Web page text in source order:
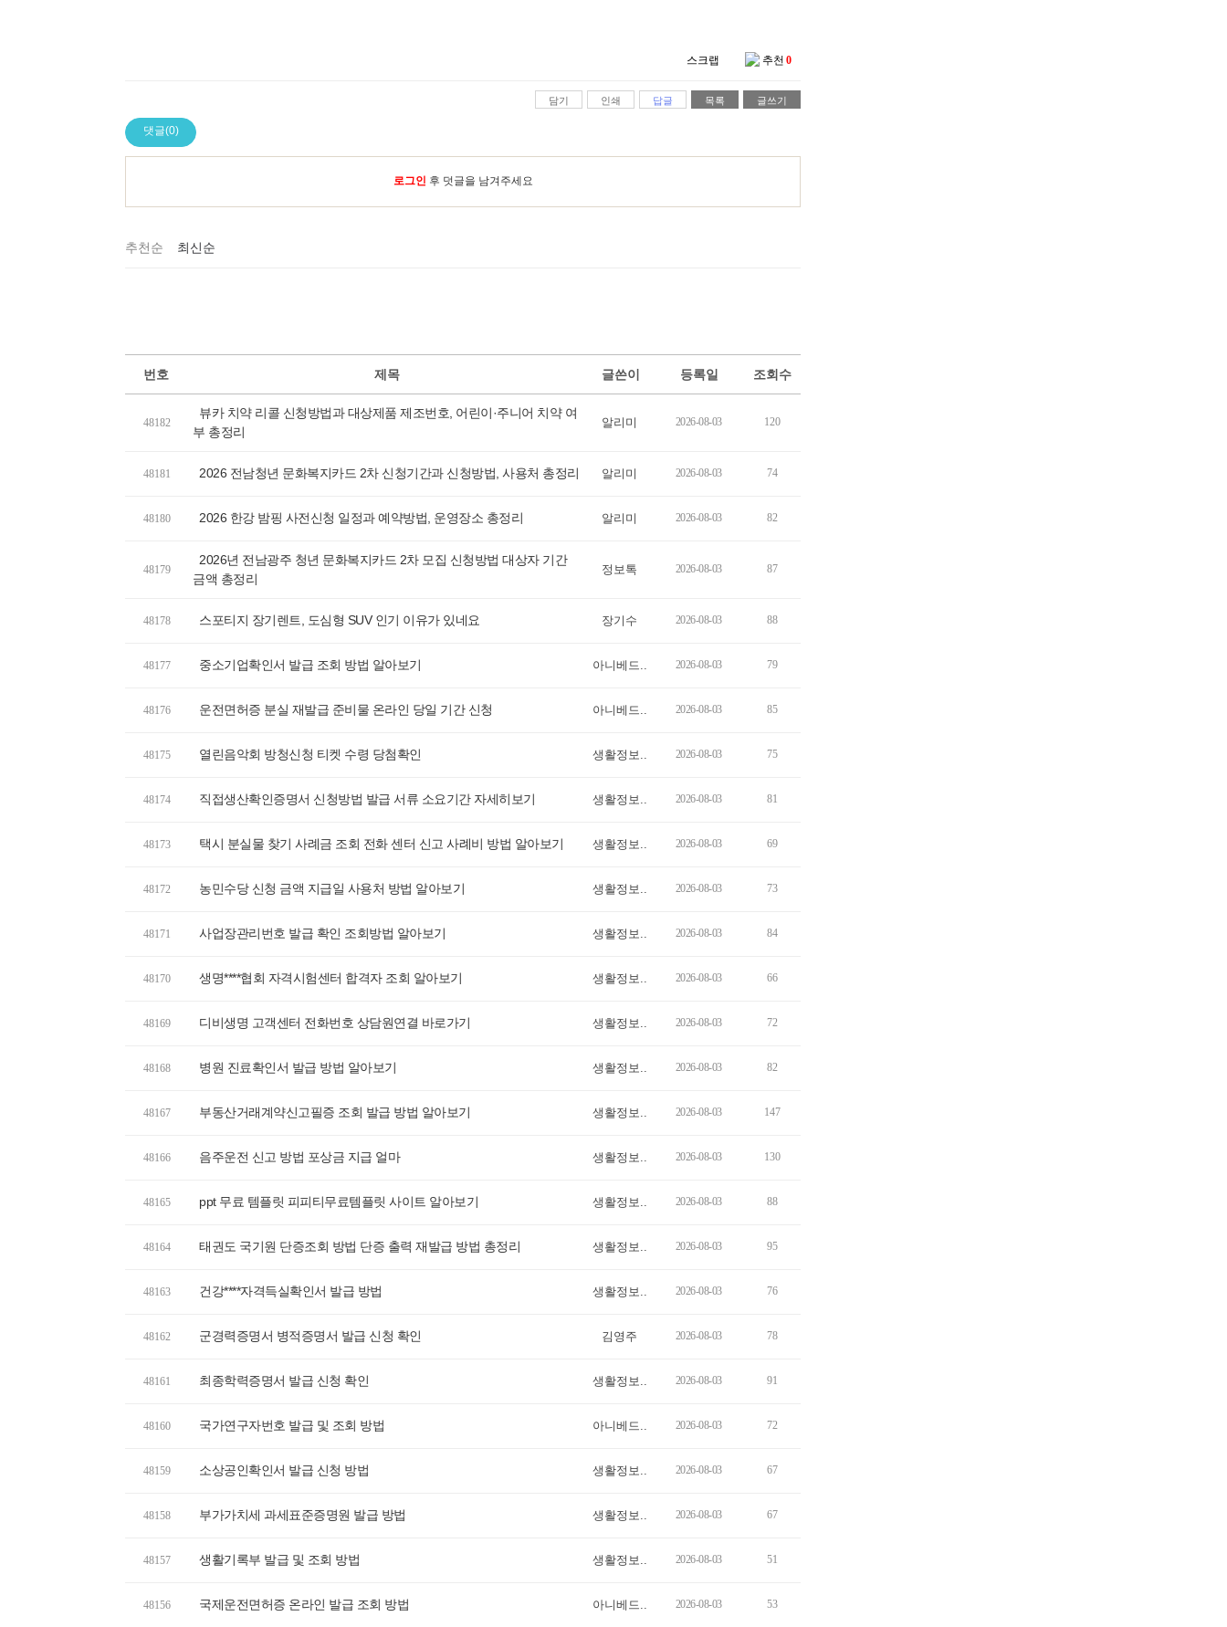
스크랩 추천 0
담기 인쇄 답글 목록 글쓰기
댓글(0)
로그인 후 덧글을 남겨주세요
추천순 최신순
번호 제목 글쓴이 등록일 조회수
48182
뷰카 치약 리콜 신청방법과 대상제품 제조번호, 어린이·주니어 치약 여
부 총정리
알리미 2026-08-03 120
48181 2026 전남청년 문화복지카드 2차 신청기간과 신청방법, 사용처 총정리 알리미 2026-08-03 74
48180 2026 한강 밤핑 사전신청 일정과 예약방법, 운영장소 총정리 알리미 2026-08-03 82
48179
2026년 전남광주 청년 문화복지카드 2차 모집 신청방법 대상자 기간
금액 총정리
정보톡 2026-08-03 87
48178 스포티지 장기렌트, 도심형 SUV 인기 이유가 있네요 장기수 2026-08-03 88
48177 중소기업확인서 발급 조회 방법 알아보기 아니베드.. 2026-08-03 79
48176 운전면허증 분실 재발급 준비물 온라인 당일 기간 신청 아니베드.. 2026-08-03 85
48175 열린음악회 방청신청 티켓 수령 당첨확인 생활정보.. 2026-08-03 75
48174 직접생산확인증명서 신청방법 발급 서류 소요기간 자세히보기 생활정보.. 2026-08-03 81
48173 택시 분실물 찾기 사례금 조회 전화 센터 신고 사례비 방법 알아보기 생활정보.. 2026-08-03 69
48172 농민수당 신청 금액 지급일 사용처 방법 알아보기 생활정보.. 2026-08-03 73
48171 사업장관리번호 발급 확인 조회방법 알아보기 생활정보.. 2026-08-03 84
48170 생명****협회 자격시험센터 합격자 조회 알아보기 생활정보.. 2026-08-03 66
48169 디비생명 고객센터 전화번호 상담원연결 바로가기 생활정보.. 2026-08-03 72
48168 병원 진료확인서 발급 방법 알아보기 생활정보.. 2026-08-03 82
48167 부동산거래계약신고필증 조회 발급 방법 알아보기 생활정보.. 2026-08-03 147
48166 음주운전 신고 방법 포상금 지급 얼마 생활정보.. 2026-08-03 130
48165 ppt 무료 템플릿 피피티무료템플릿 사이트 알아보기 생활정보.. 2026-08-03 88
48164 태권도 국기원 단증조회 방법 단증 출력 재발급 방법 총정리 생활정보.. 2026-08-03 95
48163 건강****자격득실확인서 발급 방법 생활정보.. 2026-08-03 76
48162 군경력증명서 병적증명서 발급 신청 확인 김영주 2026-08-03 78
48161 최종학력증명서 발급 신청 확인 생활정보.. 2026-08-03 91
48160 국가연구자번호 발급 및 조회 방법 아니베드.. 2026-08-03 72
48159 소상공인확인서 발급 신청 방법 생활정보.. 2026-08-03 67
48158 부가가치세 과세표준증명원 발급 방법 생활정보.. 2026-08-03 67
48157 생활기록부 발급 및 조회 방법 생활정보.. 2026-08-03 51
48156 국제운전면허증 온라인 발급 조회 방법 아니베드.. 2026-08-03 53